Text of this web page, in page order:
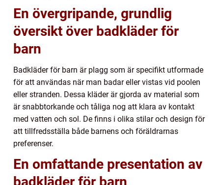
En övergripande, grundlig
översikt över badkläder för
barn
Badkläder för barn är plagg som är specifikt utformade
för att användas när man badar eller vistas vid poolen
eller stranden. Dessa kläder är gjorda av material som
är snabbtorkande och tåliga nog att klara av kontakt
med vatten och sol. De finns i olika stilar och design för
att tillfredsställa både barnens och föräldrarnas
preferenser.
En omfattande presentation av
badkläder för barn